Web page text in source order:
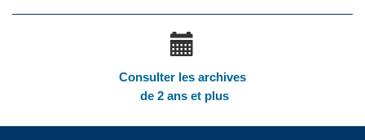
Consulter les archives
de 2 ans et plus